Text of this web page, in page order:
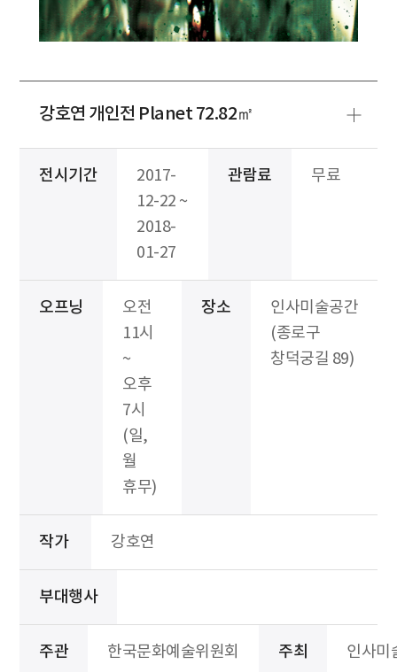
강호연 개인전 Planet 72.82㎡
전시기간
2017-
12-22 ~
2018-
01-27
관람료 무료
오프닝
오전
11시
~
오후
7시
(일,
월
휴무)
장소
인사미술공간
(종로구
창덕궁길 89)
작가 강호연
부대행사
주관 한국문화예술위원회 주최 인사미